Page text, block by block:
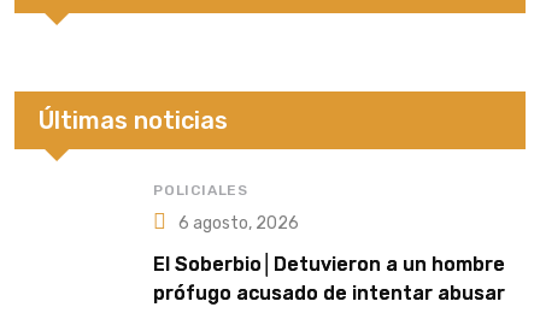
Últimas noticias
POLICIALES
6 agosto, 2026
El Soberbio│Detuvieron a un hombre
prófugo acusado de intentar abusar